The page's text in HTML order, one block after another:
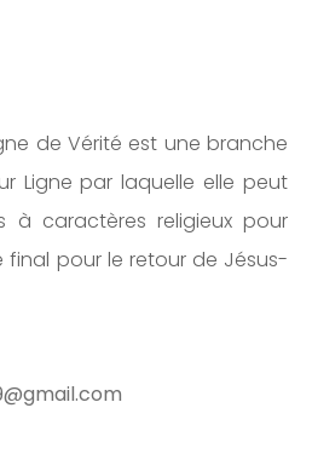
de Vérité est une branche
Ligne par laquelle elle peut
à caractères religieux pour
final pour le retour de Jésus-